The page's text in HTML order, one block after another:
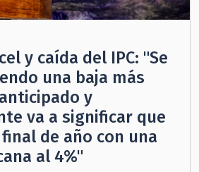
y caída del IPC: "Se
una baja más
y
va a significar que
de año con una
al 4%"